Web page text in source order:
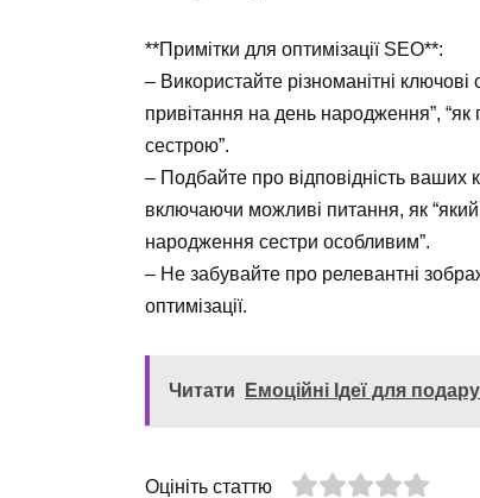
**Примітки для оптимізації SEO**:
– Використайте різноманітні
привітання на день народження”, “як
сестрою”.
– Подбайте про відповідність ваших
включаючи можливі питання, як
народження сестри особливим”.
– Не забувайте про релевантні
оптимізації.
Читати Емоційні Ідеї для
Оцініть статтю